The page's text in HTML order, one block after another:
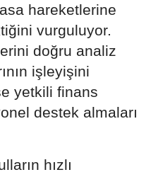
hareketlerine
vurguluyor.
doğru analiz
işleyişini
yetkili finans
destek almaları
hızlı